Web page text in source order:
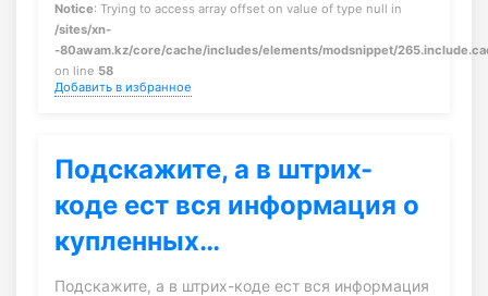
Notice: Trying to access array offset on value of type null in
/sites/xn-
-80awam.kz/core/cache/includes/elements/modsnippet/
on line 58
Добавить в избранное
Подскажите, а в штрих-
коде ест вся информация о
купленных…
Подскажите, а в штрих-коде ест вся информация